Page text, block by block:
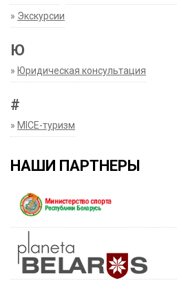
» Экскурсии
Ю
» Юридическая консультация
#
» MICE-туризм
НАШИ ПАРТНЕРЫ